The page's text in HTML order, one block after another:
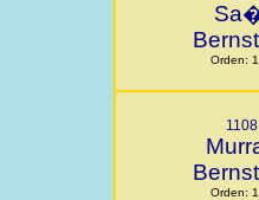
Orden:
1108
Orden: